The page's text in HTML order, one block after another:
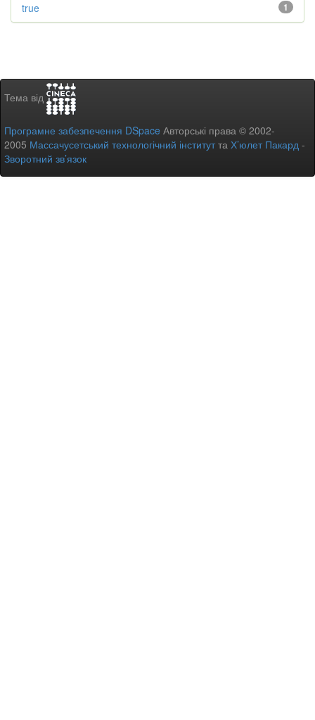
1
true
Тема від
Програмне забезпечення DSpace Авторські права © 2002-
2005 Массачусетський технологічний інститутта Х’юлет Пакард -
Зворотний зв’язок